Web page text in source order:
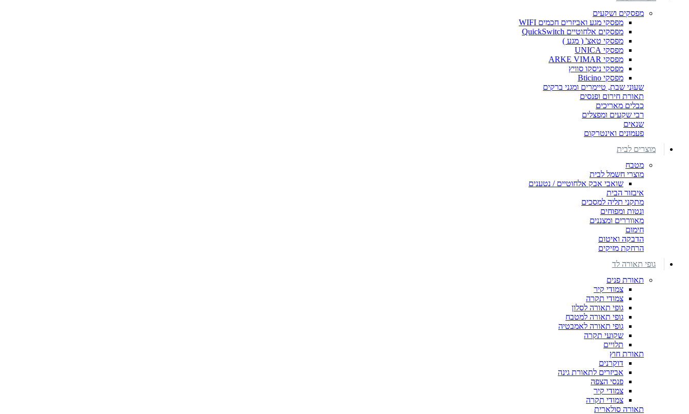
מפסקים ושקעים
מפסקי מגע ואביזרים חכמים WIFI
מפסקים אלחוטיים QuickSwitch
מפסקי טאצ' ( מגע )
מפסקי UNICA
מפסקי ARKE VIMAR
מפסקי ניסקו סוויץ
מפסקי Bticino
שעוני שבת, טיימרים ומגני ברקים
תאורת חירום ופנסים
כבלים מאריכים
רבי שקעים ומפצלים
שנאים
פעמונים ואינטרקום
מוצרים לבית
מטבח
מוצרי חשמל לבית
שואבי אבק אלחוטיים / נטענים
איבזור הבית
מתקני תליה למסכים
ונטות ומפוחים
מאווררים ומצננים
חימום
הדבקה ואיטום
הרחקת מזיקים
גופי תאורה לד
תאורת פנים
צמודי קיר
צמודי תקרה
גופי תאורה לסלון
גופי תאורה למטבח
גופי תאורה לאמבטיה
שקועי תקרה
תלויים
תאורת חוץ
דוקרנים
אביזרים לתאורת גינה
פנסי הצפה
צמודי קיר
צמודי תקרה
תאורה סולארית